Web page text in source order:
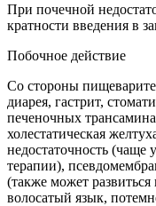
При почечной
кратности введения в
Побочное действие
Со стороны
диарея, гастрит,
печеночных
холестатическая
недостаточность
терапии),
(также может
волосатый язык,